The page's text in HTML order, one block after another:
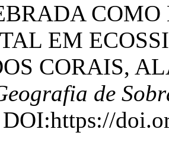
EM
CORAIS,
de